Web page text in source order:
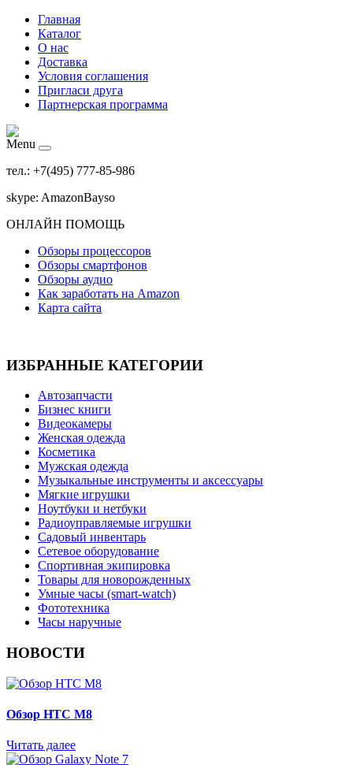
Главная
Каталог
О нас
Доставка
Условия соглашения
Пригласи друга
Партнерская программа
Menu
тел.: +7(495) 777-85-986
skype: AmazonBayso
ОНЛАЙН ПОМОЩЬ
Обзоры процессоров
Обзоры смартфонов
Обзоры аудио
Как заработать на Amazon
Карта сайта
ИЗБРАННЫЕ КАТЕГОРИИ
Автозапчасти
Бизнес книги
Видеокамеры
Женская одежда
Косметика
Мужская одежда
Музыкальные инструменты и аксессуары
Мягкие игрушки
Ноутбуки и нетбуки
Радиоуправляемые игрушки
Садовый инвентарь
Сетевое оборудование
Спортивная экипировка
Товары для новорожденных
Умные часы (smart-watch)
Фототехника
Часы наручные
НОВОСТИ
Обзор НТС М8
Читать далее